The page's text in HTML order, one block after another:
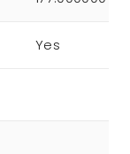
Yes